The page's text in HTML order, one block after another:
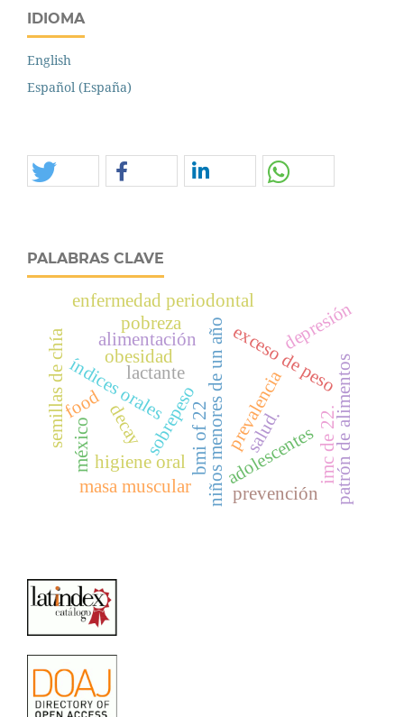
IDIOMA
English
Español (España)
PALABRAS CLAVE
lactante prevalencia
exceso de peso
sobrepeso
obesidad niños menores de un añoadolescentes
higiene oral
enfermedad periodontal
índices orales
decay
semillas de chía patrón de alimentos
depresión
bmi of 22 imc de 22.
alimentación
pobreza
méxico
food
masa muscular
salud.
prevención